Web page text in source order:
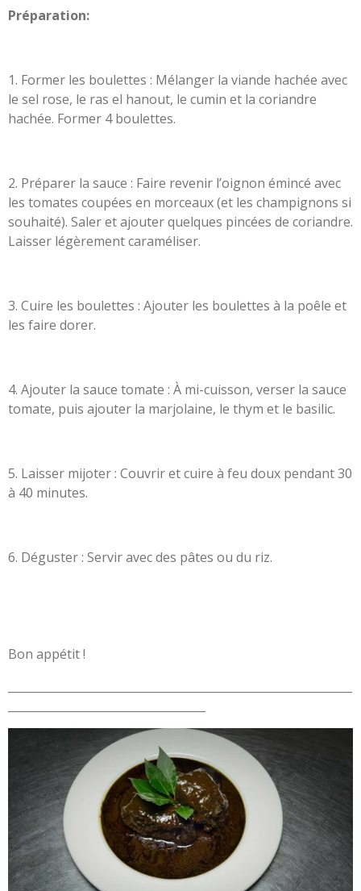
Préparation:
1. Former les boulettes : Mélanger la viande hachée avec
le sel rose, le ras el hanout, le cumin et la coriandre
hachée. Former 4 boulettes.
2. Préparer la sauce : Faire revenir l’oignon émincé avec
les tomates coupées en morceaux (et les champignons si
souhaité). Saler et ajouter quelques pincées de coriandre.
Laisser légèrement caraméliser.
3. Cuire les boulettes : Ajouter les boulettes à la poêle et
les faire dorer.
4. Ajouter la sauce tomate : À mi-cuisson, verser la sauce
tomate, puis ajouter la marjolaine, le thym et le basilic.
5. Laisser mijoter : Couvrir et cuire à feu doux pendant 30
à 40 minutes.
6. Déguster : Servir avec des pâtes ou du riz.
Bon appétit !